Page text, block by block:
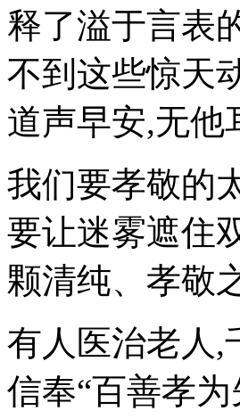
释了溢于言表
不到这些惊天
道声早安,无他
我们要孝敬的
要让迷雾遮住
颗清纯、孝敬
有人医治老人,
信奉“百善孝